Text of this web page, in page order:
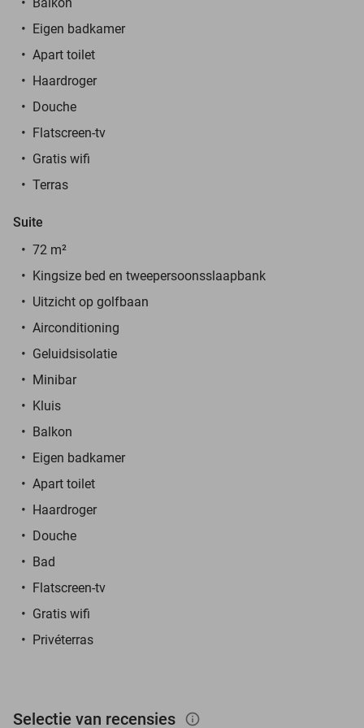
Eigen badkamer
Apart toilet
Haardroger
Douche
Flatscreen-tv
Gratis wifi
Terras
Suite
72 m²
Kingsize bed en tweepersoonsslaapbank
Uitzicht op golfbaan
Airconditioning
Geluidsisolatie
Minibar
Kluis
Balkon
Eigen badkamer
Apart toilet
Haardroger
Douche
Bad
Flatscreen-tv
Gratis wifi
Privéterras
Selectie van recensies info_outlined